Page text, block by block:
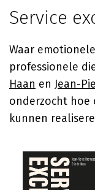
Service
Waar
professionele
Haan en Jean-
onderzocht hoe
kunnen